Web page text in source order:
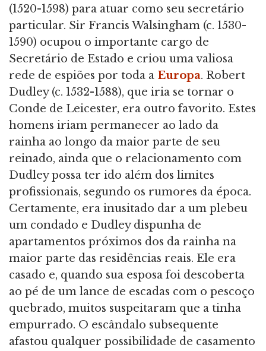
(1520-1598) para atuar como seu secretário
particular. Sir Francis Walsingham (c. 1530-
1590) ocupou o importante cargo de
Secretário de Estado e criou uma valiosa
rede de espiões por toda a Europa. Robert
Dudley (c. 1532-1588), que iria se tornar o
Conde de Leicester, era outro favorito. Estes
homens iriam permanecer ao lado da
rainha ao longo da maior parte de seu
reinado, ainda que o relacionamento com
Dudley possa ter ido além dos limites
profissionais, segundo os rumores da época.
Certamente, era inusitado dar a um plebeu
um condado e Dudley dispunha de
apartamentos próximos dos da rainha na
maior parte das residências reais. Ele era
casado e, quando sua esposa foi descoberta
ao pé de um lance de escadas com o pescoço
quebrado, muitos suspeitaram que a tinha
empurrado. O escândalo subsequente
afastou qualquer possibilidade de casamento